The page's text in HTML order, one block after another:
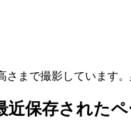
さまで撮影しています
近保存された